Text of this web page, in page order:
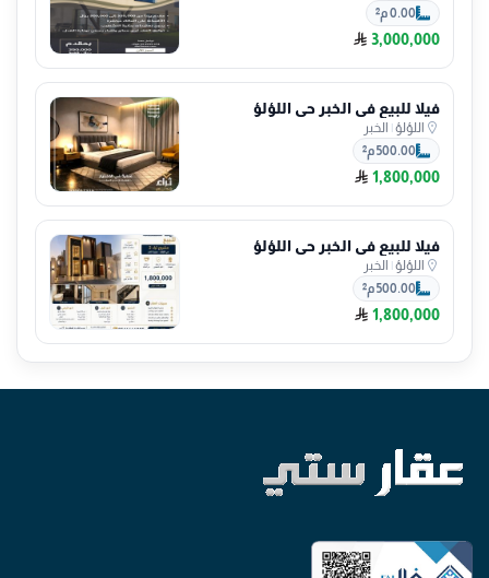
0.00 م²
3,000,000
فيلا للبيع في الخبر حي اللؤلؤ
اللؤلؤ| الخبر
500.00 م²
1,800,000
فيلا للبيع في الخبر حي اللؤلؤ
اللؤلؤ| الخبر
500.00 م²
1,800,000